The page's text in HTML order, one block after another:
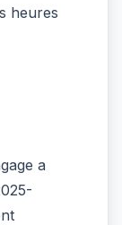
heures
a